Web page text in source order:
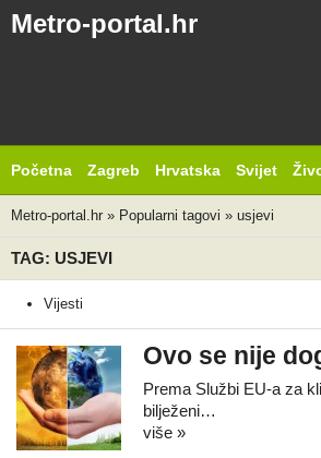
Metro-portal.hr
Početna Zagreb Hrvatska Svijet
Metro-portal.hr » Popularni tagovi » usjevi
TAG: USJEVI
Vijesti
Ovo se nije
Prema Službi EU-a za
bilježeni…
više »